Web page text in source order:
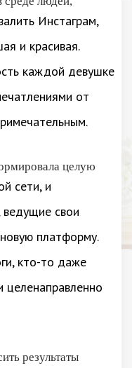
Инстаграм,
и красивая.
каждой девушке
от
целую
сети, и
свои
платформу.
кто-то даже
целенаправленно
результаты